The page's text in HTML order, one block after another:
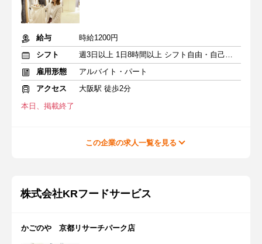
給与
時給1200円
シフト
週3日以上 1日8時間以上 シフト自由・自己申告
雇用形態
アルバイト・パート
アクセス
大阪駅 徒歩2分
本日、掲載終了
この企業の求人一覧を見る
株式会社KRフードサービス
かごのや 京都リサーチパーク店